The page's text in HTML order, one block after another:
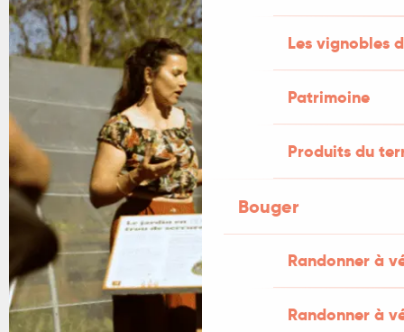
Les vignobles
Patrimoine
Produits du
Bouger
Randonner à
Randonner à